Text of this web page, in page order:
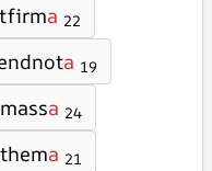
a 22
a 19
a 24
a 21